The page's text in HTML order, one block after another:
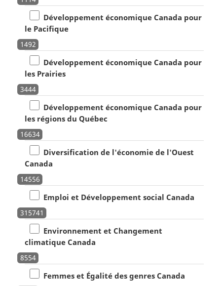
Développement économique Canada pour
le Pacifique
1492
Développement économique Canada pour
les Prairies
3444
Développement économique Canada pour
les régions du Québec
16634
Diversification de l'économie de l'Ouest
Canada
14556
Emploi et Développement social Canada
315741
Environnement et Changement
climatique Canada
8554
Femmes et Égalité des genres Canada